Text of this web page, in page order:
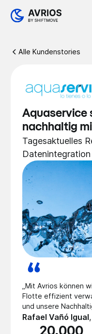
Alle Kundenstories
Aquaservice
nachhaltig
Tagesaktuelles
„Mit Avrios können
Flotte effizient
und unsere
Rafael Vañó Igual,